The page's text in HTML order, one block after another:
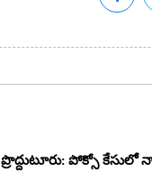
ప్రొద్దుటూరు: పోక్సో